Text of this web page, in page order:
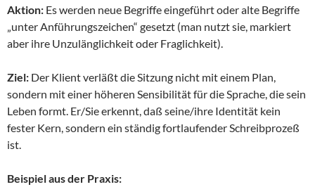
Aktion: Es werden neue Begriffe eingeführt oder alte Begriffe
„unter Anführungszeichen“ gesetzt (man nutzt sie, markiert
aber ihre Unzulänglichkeit oder Fraglichkeit).
Ziel: Der Klient verläßt die Sitzung nicht mit einem Plan,
sondern mit einer höheren Sensibilität für die Sprache, die sein
Leben formt. Er/Sie erkennt, daß seine/ihre Identität kein
fester Kern, sondern ein ständig fortlaufender Schreibprozeß
ist.
Beispiel aus der Praxis: